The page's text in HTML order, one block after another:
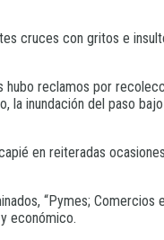
cruces con gritos e
reclamos por
inundación del paso
en reiteradas
“Pymes; Comercios
económico.